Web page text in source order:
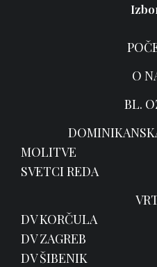
O
BL.
MOLITVE
SVETCI REDA
DV KORČULA
DV ZAGREB
DV ŠIBENIK